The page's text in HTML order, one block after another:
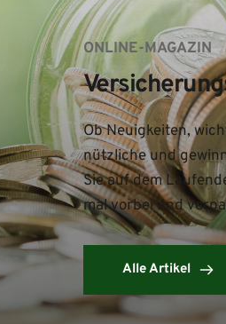
ONLINE-MAGAZIN
Ob Neuigkeiten,
nützliche und
Sie auf dem
mal vorbei und
Alle Artikel